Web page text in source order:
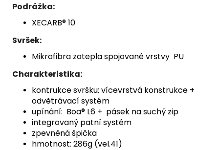
Podrážka:
XECARB® 10
Svršek:
Mikrofibra zatepla spojované vrstvy PU
Charakteristika:
kontrukce svršku: vícevrstvá konstrukce +
odvětrávací systém
upínání: Boa® L6 + pásek na suchý zip
integrovaný patní systém
zpevněná špička
hmotnost: 286g (vel.41)